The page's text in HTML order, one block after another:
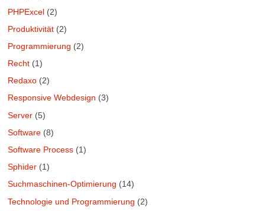
PHPExcel (2)
Produktivität (2)
Programmierung (2)
Recht (1)
Redaxo (2)
Responsive Webdesign (3)
Server (5)
Software (8)
Software Process (1)
Sphider (1)
Suchmaschinen-Optimierung (14)
Technologie und Programmierung (2)